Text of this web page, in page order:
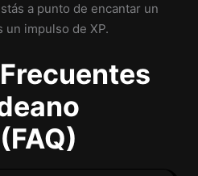
a punto de encantar un
un impulso de XP.